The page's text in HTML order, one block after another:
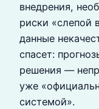
внедрения,
риски «слепой
данные
спасет:
решения —
уже
системой».